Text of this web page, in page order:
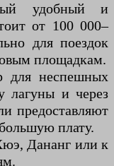
удобный и
от 100 000–
для поездок
площадкам.
для неспешных
лагуны и через
предоставляют
плату.
Дананг или к